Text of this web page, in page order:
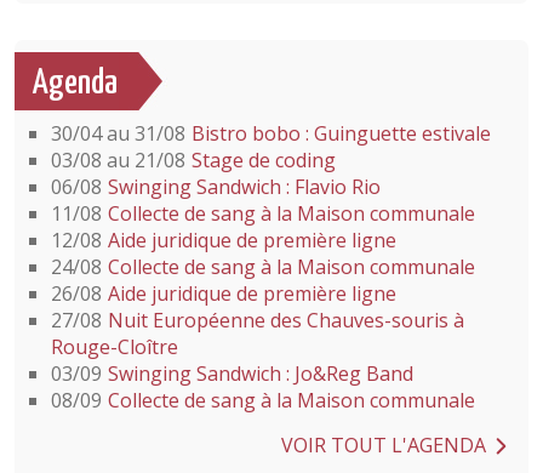
Agenda
30/04 au 31/08 Bistro bobo : Guinguette estivale
03/08 au 21/08 Stage de coding
06/08 Swinging Sandwich : Flavio Rio
11/08 Collecte de sang à la Maison communale
12/08 Aide juridique de première ligne
24/08 Collecte de sang à la Maison communale
26/08 Aide juridique de première ligne
27/08 Nuit Européenne des Chauves-souris à
Rouge-Cloître
03/09 Swinging Sandwich : Jo&Reg Band
08/09 Collecte de sang à la Maison communale
VOIR TOUT L'AGENDA